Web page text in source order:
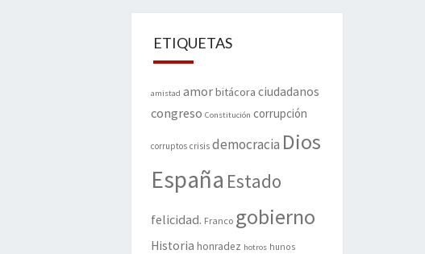
ETIQUETAS
amistad amorbitácora ciudadanos
congreso Constitución corrupción
corruptos crisis democracia Dios
España Estado
felicidad. Franco gobierno
Historia honradez hotros hunos